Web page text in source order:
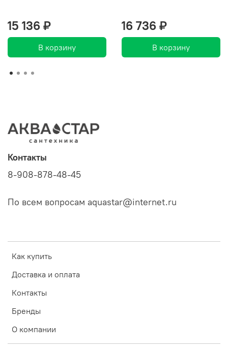
15 136 ₽
В корзину
16 736 ₽
В корзину
Как купить
Доставка и оплата
Контакты
Бренды
О компании
Контакты
8-908-878-48-45
По всем вопросам aquastar@internet.ru